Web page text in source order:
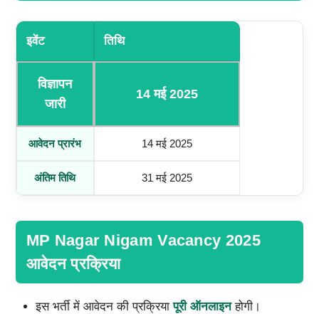
इवेंट तिथि
विज्ञापन
जारी
14 मई 2025
आवेदन प्रारंभ 14 मई 2025
अंतिम तिथि 31 मई 2025
MP Nagar Nigam Vacancy 2025
आवेदन प्रक्रिया
इस भर्ती में आवेदन की प्रक्रियापूरी ऑनलाइनहोगी।